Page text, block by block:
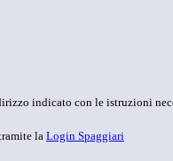
indicato con le istruzioni
la Login Spaggiari